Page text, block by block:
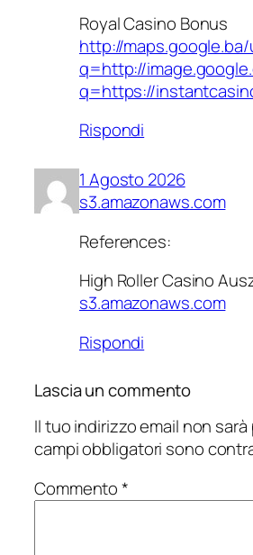
Royal Casino Bonus
http://maps.google.ba/
q=http://
q=https://
Rispondi
1 Agosto 2026
s3.amazonaws.com
References:
High Roller Casino
s3.amazonaws.com
Rispondi
Lascia un commento
Il tuo indirizzo email non
campi obbligatori sono
Commento*